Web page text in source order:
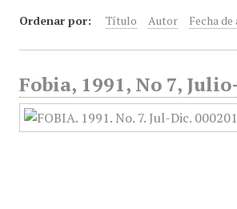
Ordenar por: Título Autor Fecha
Fobia, 1991, No 7,